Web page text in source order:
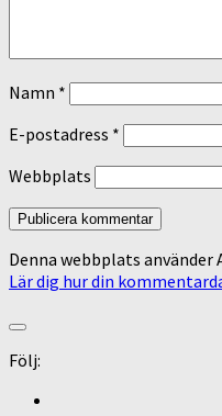
Namn *
E-postadress *
Webbplats
Denna webbplats
Lär dig hur din
Följ: